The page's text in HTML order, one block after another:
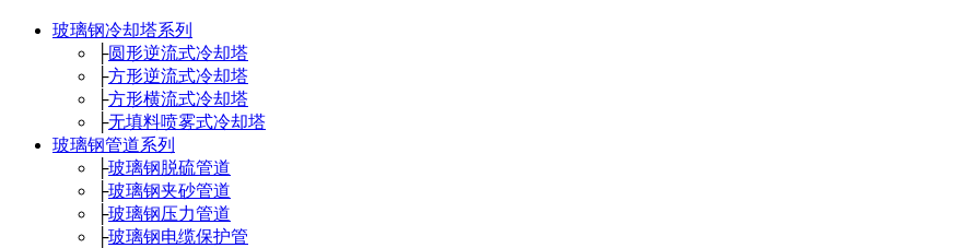
玻璃钢冷却塔系列
├圆形逆流式冷却塔
├方形逆流式冷却塔
├方形横流式冷却塔
├无填料喷雾式冷却塔
玻璃钢管道系列
├玻璃钢脱硫管道
├玻璃钢夹砂管道
├玻璃钢压力管道
├玻璃钢电缆保护管